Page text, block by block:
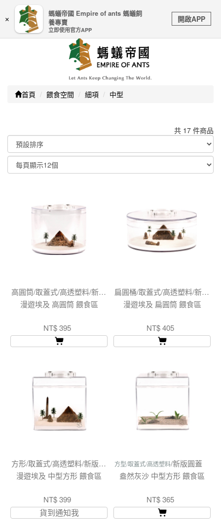
嚴防詐騙｜本公司不會透過任何名義要求核對購物資訊、
銀行帳戶或信用卡等個人資訊，如接到請立即掛斷或撥打
Toggle
navigation
首頁 餵食空間 細項 中型
共 17 件商品
高圓筒/取蓋式/高透塑料/新版圓蓋
漫遊埃及 高圓筒 餵食區
NT$ 395
扁圓桶/取蓋式/高透塑料/新版圓蓋
漫遊埃及 扁圓筒 餵食區
NT$ 405
方形/取蓋式/高透塑料/新版圓蓋
漫遊埃及 中型方形 餵食區
NT$ 399
貨到通知我
方型/取蓋式/高透塑料/新版圓蓋
盎然灰沙 中型方形 餵食區
NT$ 365
×
螞蟻帝國 Empire of ants 螞蟻飼
養專賣
立即使用官方APP
開啟APP